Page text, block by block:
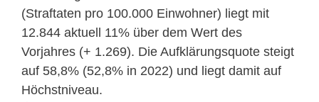
(Straftaten pro 100.000 Einwohner) liegt mit
12.844 aktuell 11% über dem Wert des
Vorjahres (+ 1.269). Die Aufklärungsquote steigt
auf 58,8% (52,8% in 2022) und liegt damit auf
Höchstniveau.